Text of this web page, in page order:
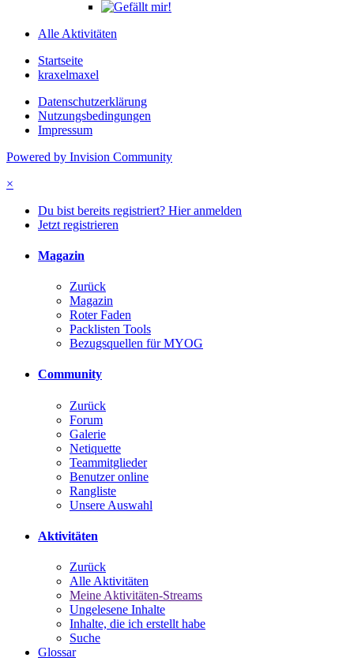
Alle Aktivitäten
Startseite
kraxelmaxel
Datenschutzerklärung
Nutzungsbedingungen
Impressum
Powered by Invision Community
×
Du bist bereits registriert? Hier anmelden
Jetzt registrieren
Magazin
Zurück
Magazin
Roter Faden
Packlisten Tools
Bezugsquellen für MYOG
Community
Zurück
Forum
Galerie
Netiquette
Teammitglieder
Benutzer online
Rangliste
Unsere Auswahl
Aktivitäten
Zurück
Alle Aktivitäten
Meine Aktivitäten-Streams
Ungelesene Inhalte
Inhalte, die ich erstellt habe
Suche
Glossar